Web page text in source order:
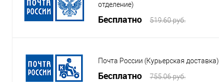
отделение)
Бесплатно 519.60 руб.
Почта России (Курьерская доставка)
Бесплатно 755.06 руб.